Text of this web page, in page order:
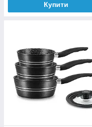
Купити